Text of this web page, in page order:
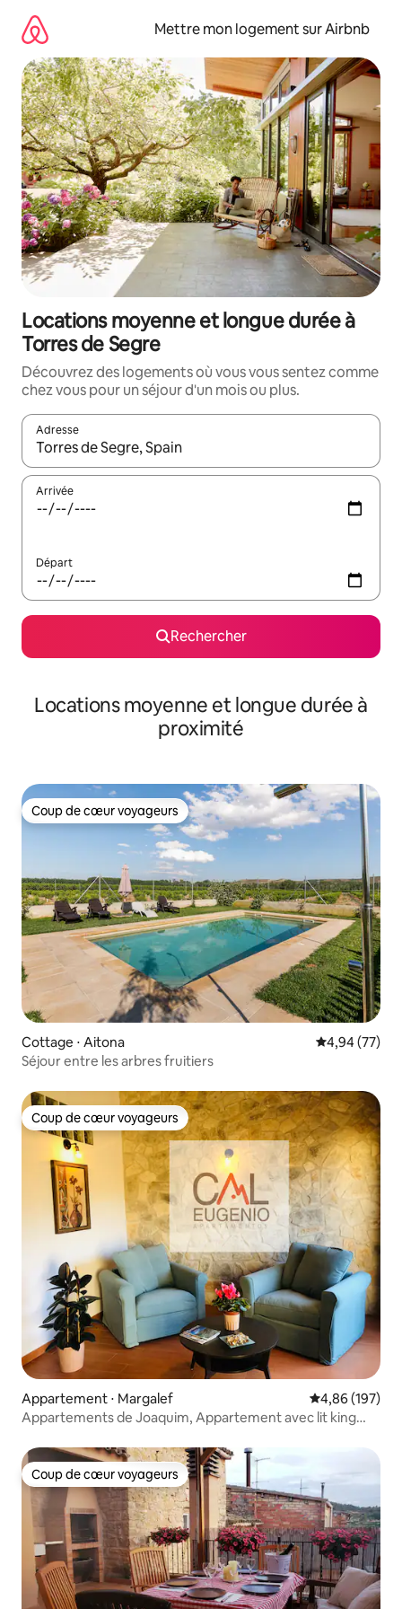
directement
contenu
Mettre mon logement sur Airbnb
Locations moyenne et longue durée à
Torres de Segre
Découvrez des logements où vous vous sentez comme
chez vous pour un séjour d'un mois ou plus.
Adresse
Lorsque les résultats s'affichent, utilisez les flèches vers le
Arrivée
Départ
Rechercher
Locations moyenne et longue durée à
proximité
Coup de cœur voyageurs
Coup de cœur voyageurs
Cottage ⋅ Aitona Évaluation
4,94 (77)
Séjour entre les arbres fruitiers
Coup de cœur voyageurs
Coup de cœur voyageurs
Appartement ⋅ Margalef Évaluation
4,86 (197)
Appartements de Joaquim, Appartement avec lit king
Coup de cœur voyageurs
Coup de cœur voyageurs